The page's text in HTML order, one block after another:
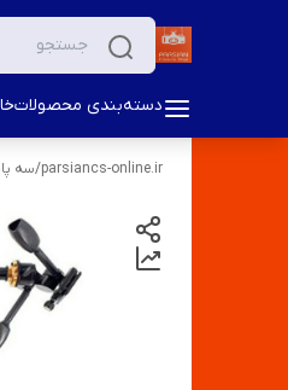
دسته‌بندی محصولات
parsiancs-online.ir
/سه